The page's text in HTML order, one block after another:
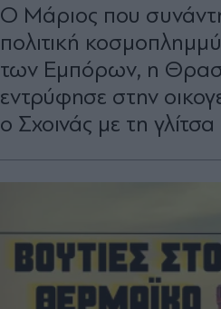
Ο Μάριος που
πολιτική
των Εμπόρων, η
εντρύφησε στην
ο Σχοινάς με τη γλίτσα